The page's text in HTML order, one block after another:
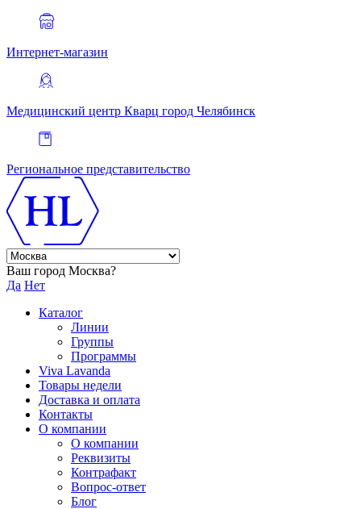
Интернет-магазин
Медицинский центр Кварц город Челябинск
Региональное представительство
Ваш город Москва?
Да Нет
Каталог
Линии
Группы
Программы
Viva Lavanda
Товары недели
Доставка и оплата
Контакты
О компании
О компании
Реквизиты
Контрафакт
Вопрос-ответ
Блог